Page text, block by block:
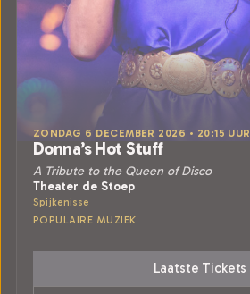
ZONDAG 6 DECEMBER 2026 • 20:15 UUR
Donna’s Hot Stuff
A Tribute to the Queen of Disco
Theater de Stoep
Spijkenisse
POPULAIRE MUZIEK
Laatste Tickets